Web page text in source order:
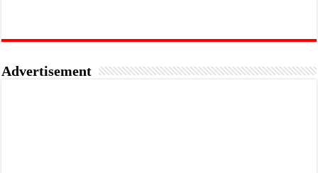
Advertisement